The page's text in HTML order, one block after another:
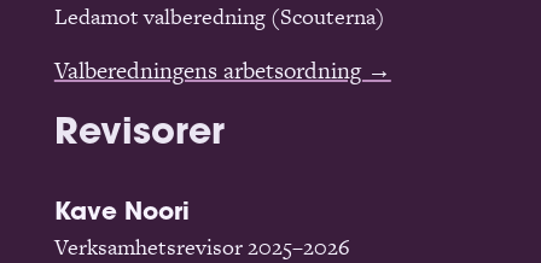
Ledamot valberedning (Scouterna)
Valberedningens arbetsordning →
Revisorer
Kave Noori
Verksamhetsrevisor 2025–2026